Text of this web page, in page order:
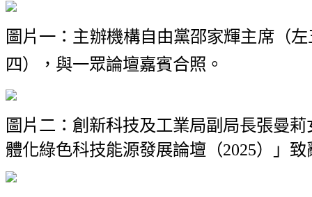
圖片一：主辦機構自由黨邵家輝主席（
四），與一眾論壇嘉賓合照。
圖片二：創新科技及工業局副局長張曼
體化綠色科技能源發展論壇（2025）」致